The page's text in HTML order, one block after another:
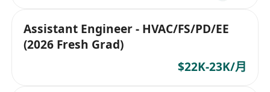
Assistant Engineer - HVAC/FS/PD/EE
(2026 Fresh Grad)
$22K-23K/月